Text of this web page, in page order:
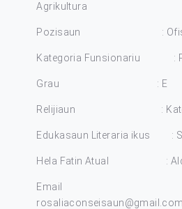
Agrikultura
Pozisaun : Ofisial
Kategoria Funsionariu :
Grau : E
Relijiaun :
Edukasaun Literaria ikus :
Hela Fatin Atual :
rosaliaconseisaun@gmail.com